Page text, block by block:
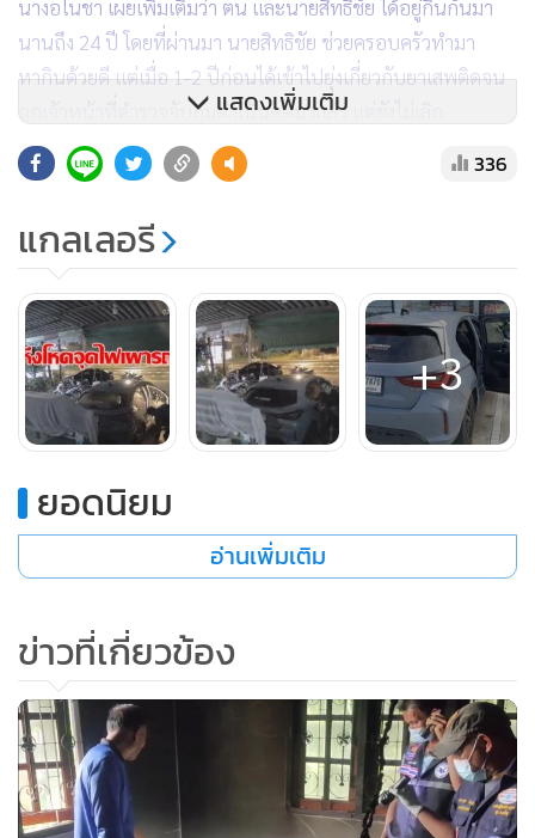
นางอโนชา เผยเพิ่มเติมว่า ตน และนายสิทธิชัย ได้อยู่กินกันมา
นานถึง 24 ปี โดยที่ผ่านมา นายสิทธิชัย ช่วยครอบครัวทำมา
หากินด้วยดี แต่เมื่อ 1-2 ปีก่อนได้เข้าไปยุ่งเกี่ยวกับยาเสพติดจน
ถูกเจ้าหน้าที่ตำรวจจับกุมดำเนินคดีมาแล้ว แต่ยังไม่เลิก
พฤติกรรมการเสพยา
อีกทั้งยังมีนิสัยหึงหวงตนเองถึงขั้นติด GPS ไว้ที่ตัวตนเองเพื่อ
ติดตามความเคลื่อนไหวเนื่องจากเกรงว่าจะแอบไปมีชายอื่นจน
รุนแรงจนต้องเข้าแจ้งความดำเนินคดีและเตรียมฟ้องหย่าอีกด้วย
อย่างไรก็ตาม ผู้สื่อข่าวรายงานว่าเมื่อช่วงเช้าที่ผ่านมา เจ้าหน้าที่
ตำรวจชุดสืบสวน สภ.เขาคิชฌกูฏ ได้ควบคุมตัว นายสิทธิชัย สุ
มิตร มาสอบสวนเป็นที่เรียบร้อยแล้ว พร้อมตั้งข้อหาวางเพลิงเผา
ทรัพย์
แสดงเพิ่มเติม
336
แกลเลอรี
+3
ยอดนิยม
อ่านเพิ่มเติม
ข่าวที่เกี่ยวข้อง